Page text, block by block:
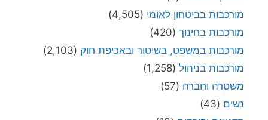
מורכבות בביטחון לאומי (4,505)
מורכבות בחינוך (420)
מורכבות במשפט, בשיטור ובאכיפת חוק (2,103)
מורכבות בניהול (1,258)
משטרה וחברה (57)
נשים (43)